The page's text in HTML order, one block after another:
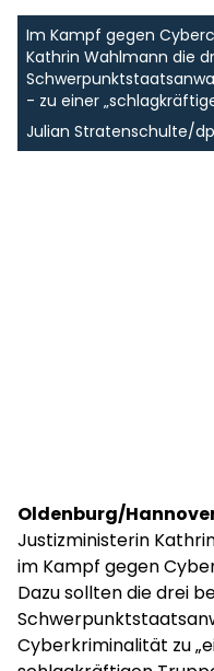
Im Kampf gegen
Kathrin Wahlmann die
- zu einer
Julian Stratenschulte/
Oldenburg/
Justizministerin
im Kampf gegen
Dazu sollten die drei
Cyberkriminalität zu